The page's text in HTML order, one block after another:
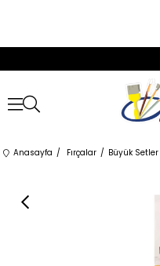
Anasayfa Fırçalar Büyük Setler